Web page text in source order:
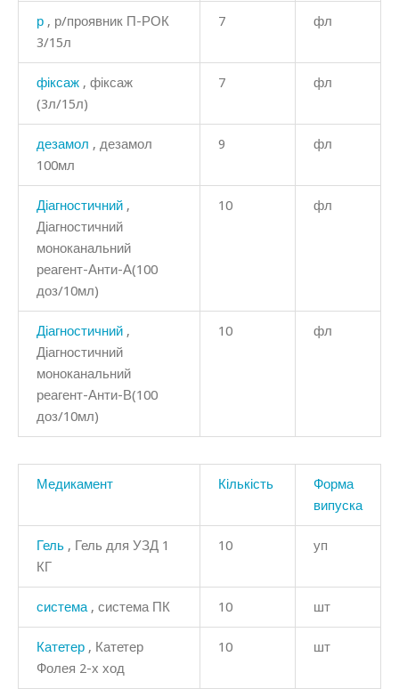
р , р/проявник П-РОК
3/15л
7 фл
фіксаж , фіксаж
(3л/15л)
7 фл
дезамол , дезамол
100мл
9 фл
Діагностичний ,
Діагностичний
моноканальний
реагент-Анти-А(100
доз/10мл)
10 фл
Діагностичний ,
Діагностичний
моноканальний
реагент-Анти-В(100
доз/10мл)
10 фл
Медикамент Кількість
Форма
випуска
Гель , Гель для УЗД 1
КГ
10 уп
система , система ПК 10 шт
Катетер , Катетер
Фолея 2-х ход
10 шт